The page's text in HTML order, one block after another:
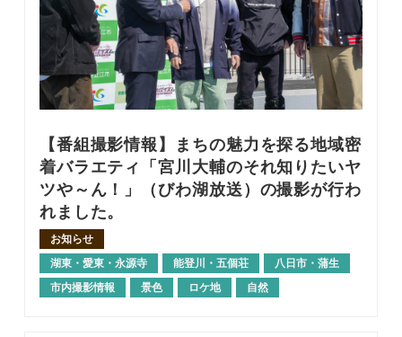
【番組撮影情報】まちの魅力を探る地域密
着バラエティ「宮川大輔のそれ知りたいヤ
ツや～ん！」（びわ湖放送）の撮影が行わ
れました。
お知らせ
湖東・愛東・永源寺
能登川・五個荘
八日市・蒲生
市内撮影情報
景色 ロケ地 自然